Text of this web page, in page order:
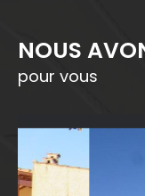
NOUS
pour vous